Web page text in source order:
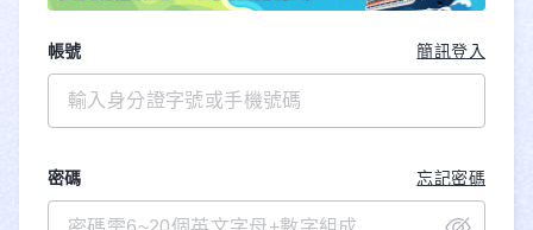
帳號 簡訊登入
密碼 忘記密碼